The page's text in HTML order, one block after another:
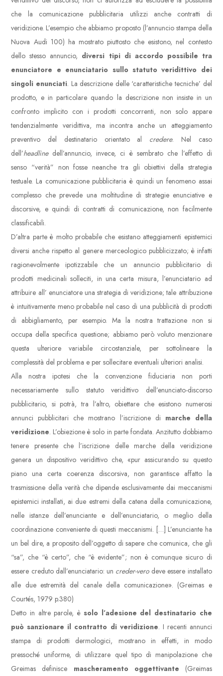
che la comunicazione pubblicitaria utilizzi anche contratti di
veridizione. L’esempio che abbiamo proposto (l’annuncio stampa della
Nuova Audi 100) ha mostrato piuttosto che esistono, nel contesto
dello stesso annuncio, diversi tipi di accordo possibile tra
enunciatore e enunciatario sullo statuto veridittivo dei
singoli enunciati. La descrizione delle ‘caratteristiche tecniche’ del
prodotto, e in particolare quando la descrizione non insiste in un
confronto implicito con i prodotti concorrenti, non solo appare
tendenzialmente veridittiva, ma incontra anche un atteggiamento
preventivo del destinatario orientato al credere. Nel caso
dell’headlinedell’annuncio, invece, ci è sembrato che l’effetto di
senso “verità” non fosse neanche tra gli obiettivi della strategia
testuale. La comunicazione pubblicitaria è quindi un fenomeno assai
complesso che prevede una moltitudine di strategie enunciative e
discorsive, e quindi di contratti di comunicazione, non facilmente
classificabili.
D’altra parte è molto probabile che esistano atteggiamenti epistemici
diversi anche rispetto al genere merceologico pubblicizzato; è infatti
ragionevolmente ipotizzabile che un annuncio pubblicitario di
prodotti medicinali solleciti, in una certa misura, l’enunciatario ad
attribuire all’ enunciatore una strategia di veridizione; tale attribuzione
è intuitivamente meno probabile nel caso di una pubblicità di prodotti
di abbigliamento, per esempio. Ma la nostra trattazione non si
occupa della specifica questione; abbiamo però voluto menzionare
questa ulteriore variabile circostanziale, per sottolineare la
complessità del problema e per sollecitare eventuali ulteriori analisi.
Alla nostra ipotesi che la convenzione fiduciaria non porti
necessariamente sullo statuto veridittivo dell’enunciato-discorso
pubblicitario, si potrà, tra l’altro, obiettare che esistono numerosi
annunci pubblicitari che mostrano l’iscrizione di marche della
veridizione. L’obiezione è solo in parte fondata. Anzitutto dobbiamo
tenere presente che l’iscrizione delle marche della veridizione
genera un dispositivo veridittivo che, «pur assicurando su questo
piano una certa coerenza discorsiva, non garantisce affatto la
trasmissione della verità che dipende esclusivamente dai meccanismi
epistemici installati, ai due estremi della catena della comunicazione,
nelle istanze dell’enunciante e dell’enunciatario, o meglio della
coordinazione conveniente di questi meccanismi. […] L’enunciante ha
un bel dire, a proposito dell’oggetto di sapere che comunica, che gli
“sa”, che “è certo”, che “è evidente”; non è comunque sicuro di
essere creduto dall’enunciatario: un creder-vero deve essere installato
alle due estremità del canale della comunicazione». (Greimas e
Courtés, 1979 p.380)
Detto in altre parole, èsolo l’adesione del destinatario che
può sanzionare il contratto di veridizione. I recenti annunci
stampa di prodotti dermologici, mostrano in effetti, in modo
pressoché uniforme, di utilizzare quel tipo di manipolazione che
Greimas definisce mascheramento oggettivante (Greimas